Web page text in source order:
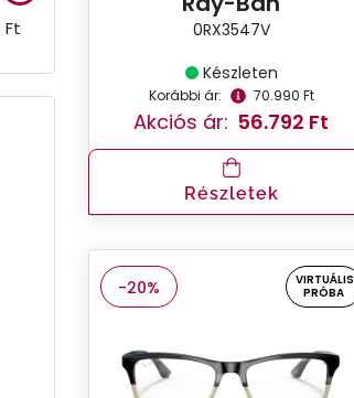
Ft
0RX3547V
Készleten
Korábbi ár: 70.990 Ft
Akciós ár: 56.792 Ft
Részletek
-20%
VIRTUÁLIS
PRÓBA